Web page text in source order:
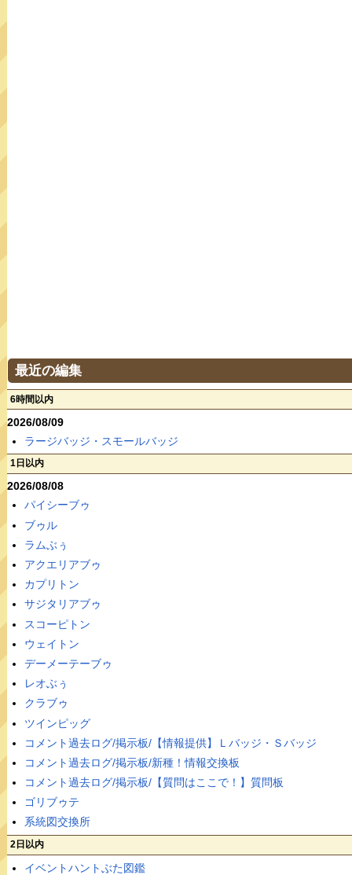
最近の編集
6時間以内
2026/08/09
ラージバッジ・スモールバッジ
1日以内
2026/08/08
パイシーブゥ
ブゥル
ラムぶぅ
アクエリアブゥ
カプリトン
サジタリアブゥ
スコーピトン
ウェイトン
デーメーテーブゥ
レオぶぅ
クラブゥ
ツインピッグ
コメント過去ログ/掲示板/【情報提供】Ｌバッジ・Ｓバッジ
コメント過去ログ/掲示板/新種！情報交換板
コメント過去ログ/掲示板/【質問はここで！】質問板
ゴリブゥテ
系統図交換所
2日以内
イベントハントぶた図鑑